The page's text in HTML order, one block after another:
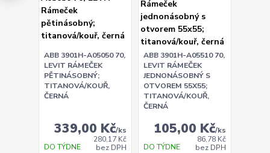
ABB 3901H-A05050 70,
LEVIT RÁMEČEK
PĚTINÁSOBNÝ;
TITANOVÁ/KOUŘ,
ČERNÁ
339,00 Kč/ks
280,17 Kč
bez DPH
DO TÝDNE
ABB 3901H-A05510 70,
LEVIT RÁMEČEK
JEDNONÁSOBNÝ S
OTVOREM 55X55;
TITANOVÁ/KOUŘ,
ČERNÁ
105,00 Kč/ks
86,78 Kč
bez DPH
DO TÝDNE